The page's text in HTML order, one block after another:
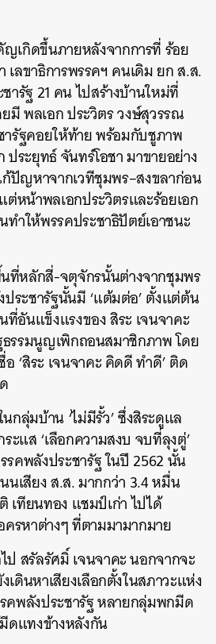
เกิดขึ้นภายหลังจากการที่ ร้อย
เลขาธิการพรรคฯ คนเดิม ยก ส.ส.
ารัฐ21 คน ไปสร้างบ้านใหม่ที่
มี พลเอก ประวิตร วงษ์สุวรรณ
รัฐคอยให้ท้าย พร้อมกับชูภาพ
ประยุทธ์ จันทร์โอชา มาขายอย่าง
ก้ปัญหาจากเวทีชุมพร–สงขลาก่อน
หน้าพลเอกประวิตรและร้อยเอก
ำให้พรรคประชาธิปัตย์เอาชนะ
ที่หลักสี่-จตุจักรนั้นต่างจากชุมพร
ระชารัฐนั้นมี‘แต้มต่อ’ตั้งแต่ต้น
ที่อันแข็งแรงของ สิระ เจนจาคะ
รรมนูญเพิกถอนสมาชิกภาพ โดย
อ‘สิระ เจนจาคะ คิดดี ทำดี’ติด
นกลุ่มบ้าน‘ไม่มีรั้ว’ซึ่งสิระดูแล
ะแส‘เลือกความสงบ จบที่ลุงตู่’
รคพลังประชารัฐ ในปี 2562นั้น
เสียง ส.ส. มากกว่า 3.4หมื่น
เทียนทอง แชมป์เก่า ไปได้
รหาต่างๆ ที่ตามมามากมาย
สรัลรัศมิ์ เจนจาคะ นอกจากจะ
ดินหาเสียงเลือกตั้งในสภาวะแห่ง
พลังประชารัฐ หลายกลุ่มพกมีด
ดแทงข้างหลังกัน